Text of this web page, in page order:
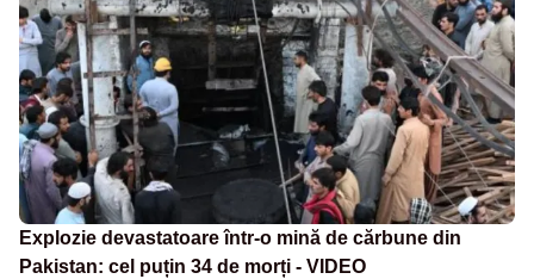
Explozie devastatoare într-o mină de cărbune din
Pakistan: cel puțin 34 de morți - VIDEO